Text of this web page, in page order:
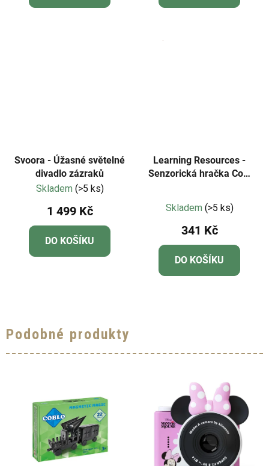
Svoora - Úžasné světelné
divadlo zázraků
Skladem (>5 ks)
1 499 Kč
DO KOŠÍKU
Learning Resources -
Senzorická hračka Cool
hodnocení
produktu
je
3,7
z
Skladem (>5 ks)
341 Kč
DO KOŠÍKU
Podobné produkty